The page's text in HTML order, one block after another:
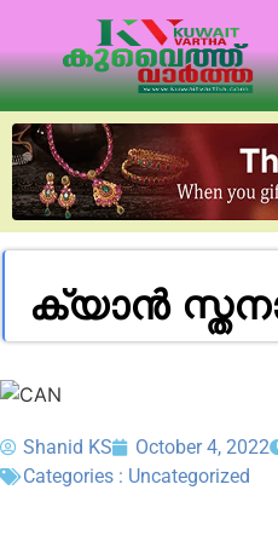
ക്യാൻ
Shanid KS October 4, 2022
Categories : Uncategorized